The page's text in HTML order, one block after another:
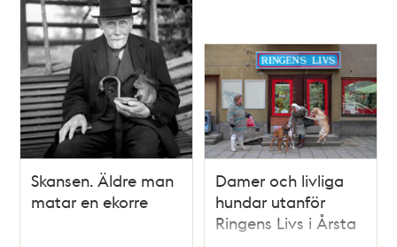
Skansen. Äldre man
matar en ekorre
Damer och livliga
hundar utanför
Ringens Livs i Årsta